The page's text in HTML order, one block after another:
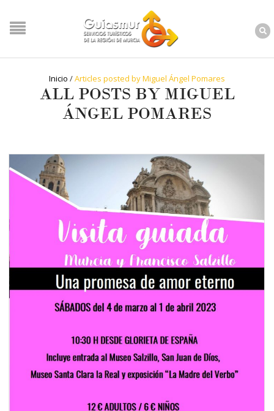
Inicio /Articles posted by Miguel Ángel Pomares
ALL POSTS BY MIGUEL
ÁNGEL POMARES